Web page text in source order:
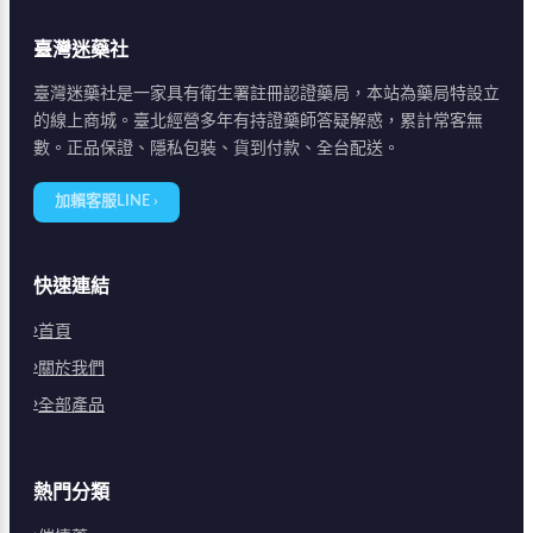
臺灣迷藥社
臺灣迷藥社是一家具有衛生署註冊認證藥局，本站為藥局特設立
的線上商城。臺北經營多年有持證藥師答疑解惑，累計常客無
數。正品保證、隱私包裝、貨到付款、全台配送。
加賴客服LINE ›
快速連結
首頁
關於我們
全部產品
熱門分類